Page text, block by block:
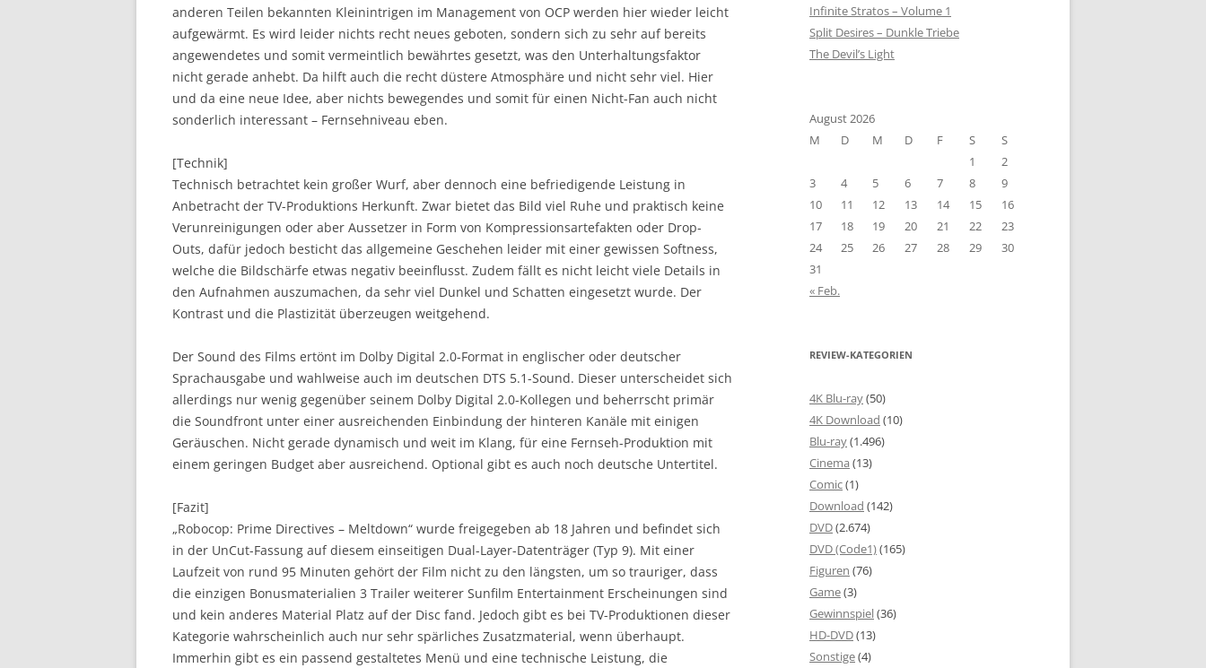
anderen Teilen bekannten Kleinintrigen im Management von OCP werden hier wieder leicht
aufgewärmt. Es wird leider nichts recht neues geboten, sondern sich zu sehr auf bereits
angewendetes und somit vermeintlich bewährtes gesetzt, was den Unterhaltungsfaktor
nicht gerade anhebt. Da hilft auch die recht düstere Atmosphäre und nicht sehr viel. Hier
und da eine neue Idee, aber nichts bewegendes und somit für einen Nicht-Fan auch nicht
sonderlich interessant – Fernsehniveau eben.
[Technik]
Technisch betrachtet kein großer Wurf, aber dennoch eine befriedigende Leistung in
Anbetracht der TV-Produktions Herkunft. Zwar bietet das Bild viel Ruhe und praktisch keine
Verunreinigungen oder aber Aussetzer in Form von Kompressionsartefakten oder Drop-
Outs, dafür jedoch besticht das allgemeine Geschehen leider mit einer gewissen Softness,
welche die Bildschärfe etwas negativ beeinflusst. Zudem fällt es nicht leicht viele Details in
den Aufnahmen auszumachen, da sehr viel Dunkel und Schatten eingesetzt wurde. Der
Kontrast und die Plastizität überzeugen weitgehend.
Der Sound des Films ertönt im Dolby Digital 2.0-Format in englischer oder deutscher
Sprachausgabe und wahlweise auch im deutschen DTS 5.1-Sound. Dieser unterscheidet sich
allerdings nur wenig gegenüber seinem Dolby Digital 2.0-Kollegen und beherrscht primär
die Soundfront unter einer ausreichenden Einbindung der hinteren Kanäle mit einigen
Geräuschen. Nicht gerade dynamisch und weit im Klang, für eine Fernseh-Produktion mit
einem geringen Budget aber ausreichend. Optional gibt es auch noch deutsche Untertitel.
[Fazit]
„Robocop: Prime Directives – Meltdown“ wurde freigegeben ab 18 Jahren und befindet sich
in der UnCut-Fassung auf diesem einseitigen Dual-Layer-Datenträger (Typ 9). Mit einer
Laufzeit von rund 95 Minuten gehört der Film nicht zu den längsten, um so trauriger, dass
die einzigen Bonusmaterialien 3 Trailer weiterer Sunfilm Entertainment Erscheinungen sind
und kein anderes Material Platz auf der Disc fand. Jedoch gibt es bei TV-Produktionen dieser
Kategorie wahrscheinlich auch nur sehr spärliches Zusatzmaterial, wenn überhaupt.
Immerhin gibt es ein passend gestaltetes Menü und eine technische Leistung, die
Infinite Stratos – Volume 1
Split Desires – Dunkle Triebe
The Devil’s Light
August 2026
M
D M D F S
S
1
2
3
4 5 6 7 8
9
10
11 12 13 14 15
16
17
18 19 20 21 22
23
24
25 26 27 28 29
30
31
« Feb.
REVIEW-KATEGORIEN
4K Blu-ray(50)
4K Download (10)
Blu-ray(1.496)
Cinema (13)
Comic(1)
Download (142)
DVD(2.674)
DVD (Code1)(165)
Figuren (76)
Game(3)
Gewinnspiel(36)
HD-DVD(13)
Sonstige(4)